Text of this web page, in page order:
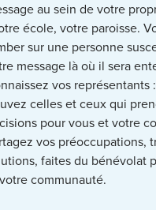
au sein de votre
école, votre paroisse.
sur une personne
message là où il sera
vos représentants :
celles et ceux qui
pour vous et votre
vos préoccupations,
faites du bénévolat
communauté.